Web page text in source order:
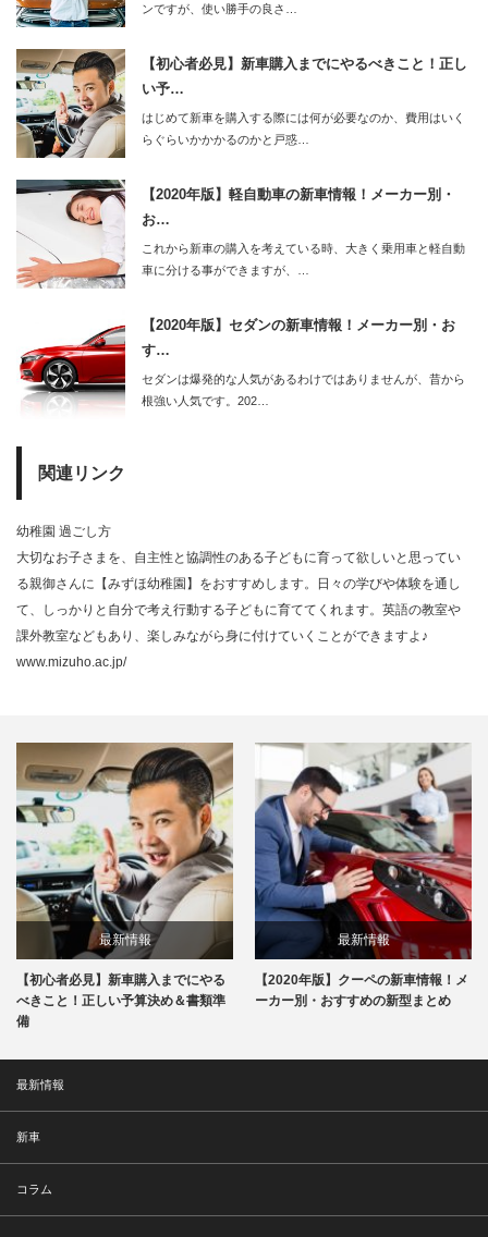
ンですが、使い勝手の良さ…
【初心者必見】新車購入までにやるべきこと！正し
い予…
はじめて新車を購入する際には何が必要なのか、費用はいく
らぐらいかかかるのかと戸惑…
【2020年版】軽自動車の新車情報！メーカー別・
お…
これから新車の購入を考えている時、大きく乗用車と軽自動
車に分ける事ができますが、…
【2020年版】セダンの新車情報！メーカー別・お
す…
セダンは爆発的な人気があるわけではありませんが、昔から
根強い人気です。202…
関連リンク
幼稚園 過ごし方
大切なお子さまを、自主性と協調性のある子どもに育って欲しいと思ってい
る親御さんに【みずほ幼稚園】をおすすめします。日々の学びや体験を通し
て、しっかりと自分で考え行動する子どもに育ててくれます。英語の教室や
課外教室などもあり、楽しみながら身に付けていくことができますよ♪
www.mizuho.ac.jp/
最新情報
【初心者必見】新車購入までにやる
べきこと！正しい予算決め＆書類準
備
最新情報
【2020年版】クーペの新車情報！メ
ーカー別・おすすめの新型まとめ
最新情報
新車
コラム